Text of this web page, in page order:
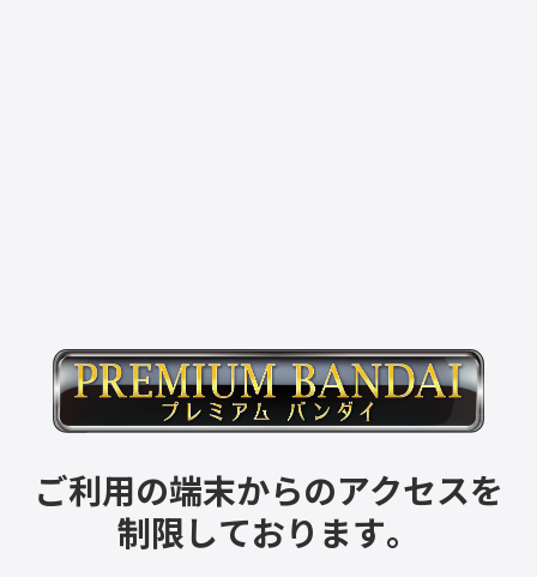
ご利用の端末からのアクセスを
制限しております。